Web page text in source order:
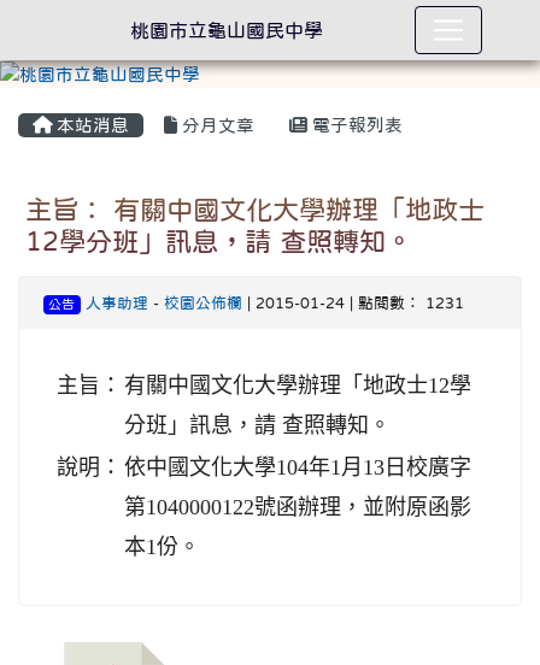
本站消息 分月文章 電子報列表
主旨： 有關中國文化大學辦理「地政士
12學分班」訊息，請 查照轉知。
公告 人事助理 - 校園公佈欄 | 2015-01-24 | 點閱數： 1231
主旨： 有關中國文化大學辦理「地政士12學
分班」訊息，請 查照轉知。
說明： 依中國文化大學104年1月13日校廣字
第1040000122號函辦理，並附原函影
本1份。
桃園市立龜山國民中學